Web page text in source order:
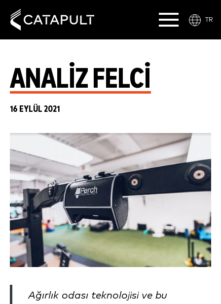
TR
ANALIZ FELCI
16 EYLÜL 2021
Ağırlık odası teknolojisi ve bu